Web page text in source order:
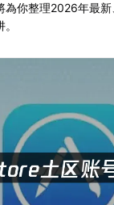
為你整理2026年最